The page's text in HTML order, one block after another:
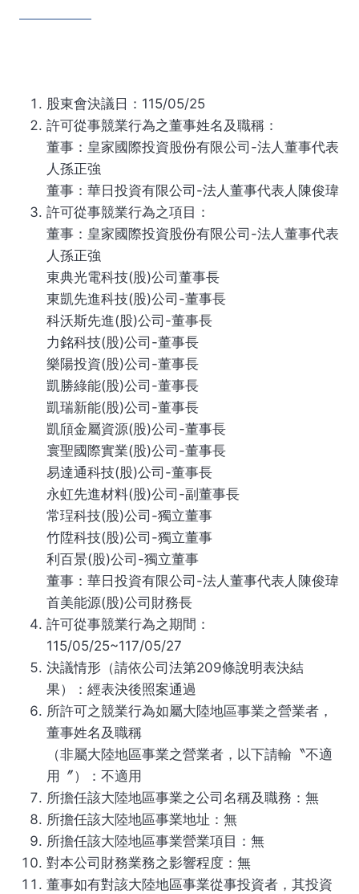
股東會決議日：115/05/25
許可從事競業行為之董事姓名及職稱：
董事：皇家國際投資股份有限公司-法人董事代表
人孫正強
董事：華日投資有限公司-法人董事代表人陳俊瑋
許可從事競業行為之項目：
董事：皇家國際投資股份有限公司-法人董事代表
人孫正強
東典光電科技(股)公司董事長
東凱先進科技(股)公司-董事長
科沃斯先進(股)公司-董事長
力銘科技(股)公司-董事長
樂陽投資(股)公司-董事長
凱勝綠能(股)公司-董事長
凱瑞新能(股)公司-董事長
凱頎金屬資源(股)公司-董事長
寰聖國際實業(股)公司-董事長
易達通科技(股)公司-董事長
永虹先進材料(股)公司-副董事長
常珵科技(股)公司-獨立董事
竹陞科技(股)公司-獨立董事
利百景(股)公司-獨立董事
董事：華日投資有限公司-法人董事代表人陳俊瑋
首美能源(股)公司財務長
許可從事競業行為之期間：
115/05/25~117/05/27
決議情形（請依公司法第209條說明表決結
果）：經表決後照案通過
所許可之競業行為如屬大陸地區事業之營業者，
董事姓名及職稱
（非屬大陸地區事業之營業者，以下請輸〝不適
用〞）：不適用
所擔任該大陸地區事業之公司名稱及職務：無
所擔任該大陸地區事業地址：無
所擔任該大陸地區事業營業項目：無
對本公司財務業務之影響程度：無
董事如有對該大陸地區事業從事投資者，其投資